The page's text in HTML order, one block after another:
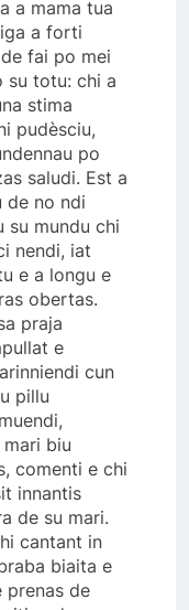
a mama tua
a forti
fai po mei
su totu: chi a
stima
pudèsciu,
po
saludi. Est a
de no ndi
su mundu chi
nendi, iat
e a longu e
obertas.
praja
e
cun
pillu
biu
comenti e chi
innantis
de su mari.
cantant in
biaita e
prenas de